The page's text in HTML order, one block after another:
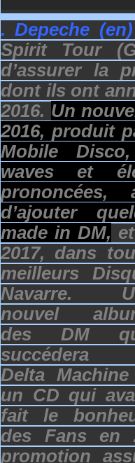
. Depeche
Spirit Tour
d’assurer la
dont ils ont
2016. Un
2016, produit
Mobile
waves et
prononcées,
d’ajouter
made in DM,
2017, dans
meilleurs
Navarre.
nouvel
des DM
succédera
Delta
un CD qui
fait le
des Fans en
promotion